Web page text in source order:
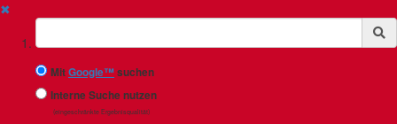
✖
Suchbegriff
MitGoogle™suchen
Interne Suche nutzen
(eingeschränkte Ergebnisqualität)